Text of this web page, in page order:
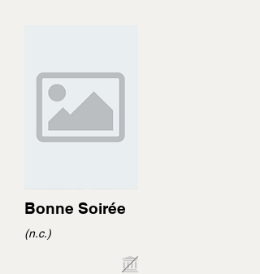
Bonne Soirée
(n.c.)